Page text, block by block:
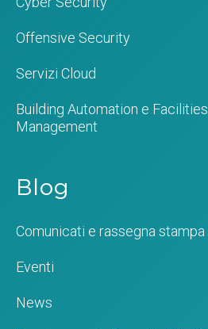
Offensive Security
Servizi Cloud
Building Automation e Facilities
Management
Blog
Comunicati e rassegna stampa
Eventi
News